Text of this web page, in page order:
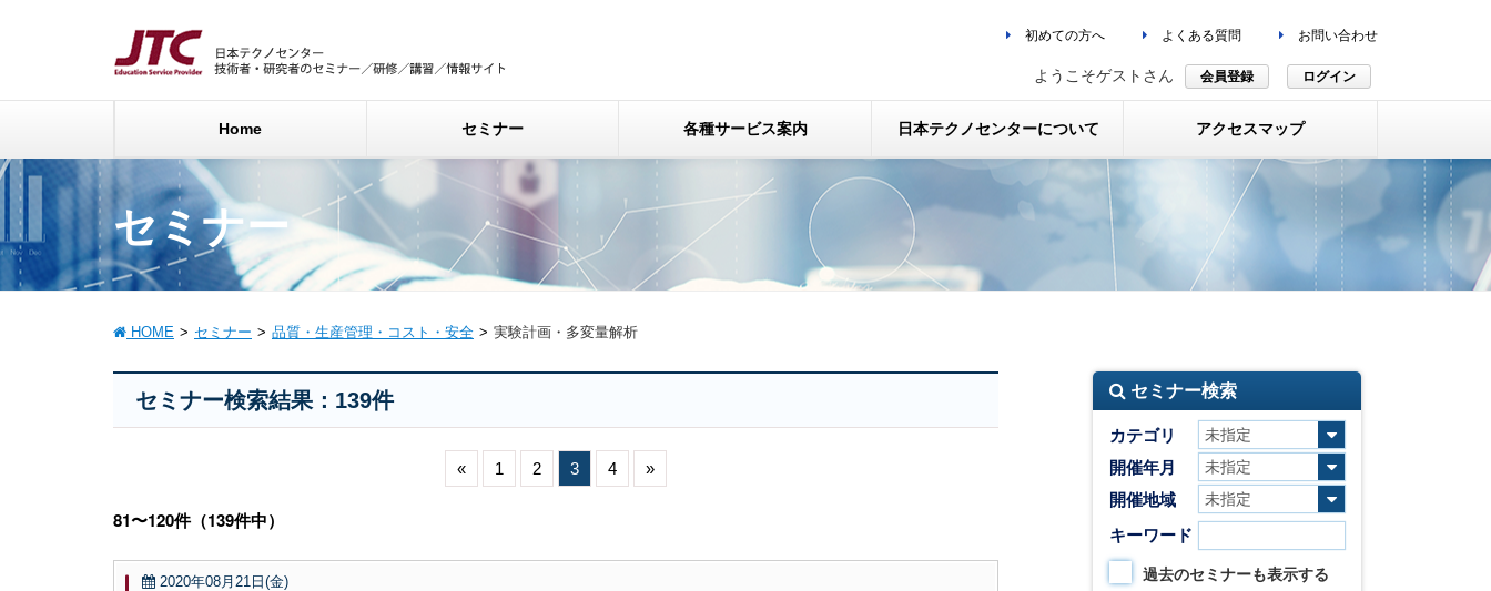
初めての方へ よくある質問 お問い合わせ
ようこそゲストさん 会員登録 ログイン
Home セミナー 各種サービス案内 日本テクノセンターについて アクセスマップ
セミナー
HOME セミナー 品質・生産管理・コスト・安全 実験計画・多変量解析
セミナー検索結果：139件
« 1 2 3 4 »
81〜120件（139件中）
2020年08月21日(金)
セミナー検索
カテゴリ
開催年月
開催地域
キーワード
過去のセミナーも表示する